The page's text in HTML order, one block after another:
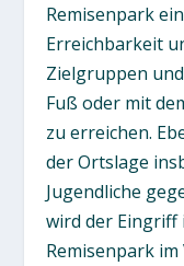
Remisenpark
Erreichbarkeit
Zielgruppen
Fuß oder mit
zu erreichen.
der Ortslage
Jugendliche
wird der Eingriff
Remisenpark